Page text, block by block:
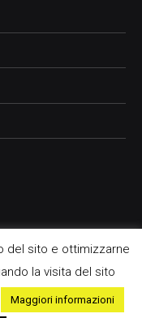
Reserved
del sito e ottimizzarne
la visita del sito
Maggiori informazioni